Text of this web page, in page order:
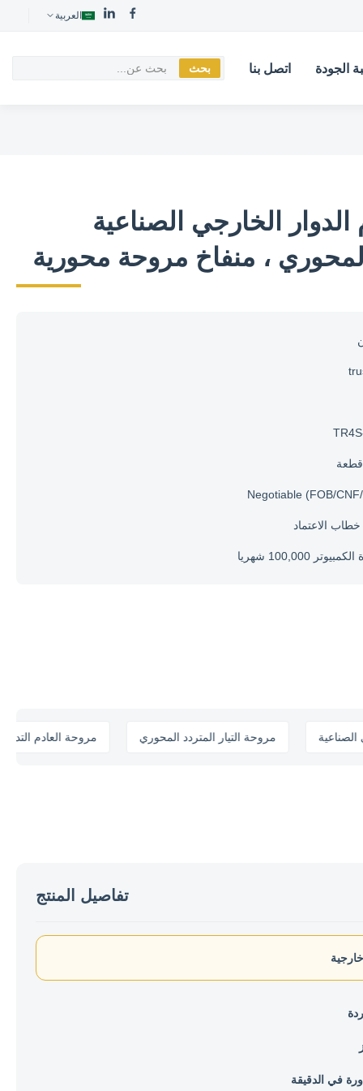
العربية
الجودة اتصل بنا بحث
الخارجي الصناعية
، منفاخ مروحة محورية
Negotiable (FOB/
100,000 شهريا
الصناعية مروحة التيار المتردد المحوري مروحة
تفاصيل المنتج